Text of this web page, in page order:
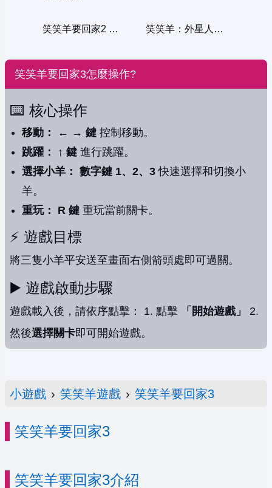
笑笑羊要回家2 太空歷險篇關卡全開版 笑笑羊：外星人來了
笑笑羊要回家3怎麼操作?
⌨️ 核心操作
移動： ← → 鍵 控制移動。
跳躍：
↑ 鍵 進行跳躍。
選擇小羊： 數字鍵 1、2、3 快速選擇和切換小
羊。
重玩：
R 鍵 重玩當前關卡。
⚡️ 遊戲目標
將三隻小羊平安送至畫面右側箭頭處即可過關。
▶️ 遊戲啟動步驟
遊戲載入後，請依序點擊： 1. 點擊 「開始遊戲」
2.
然後選擇關卡即可開始遊戲。
小遊戲 › 笑笑羊遊戲 › 笑笑羊要回家3
笑笑羊要回家3
笑笑羊要回家3介紹